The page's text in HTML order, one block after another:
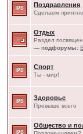
Поздравления
Сделаем
Отдых
Раздел
— подфорумы:
Спорт
Ты - мир!
Здоровье
Превыше всего
Общество и